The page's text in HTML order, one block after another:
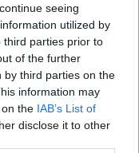
seeing
utilized by
third parties prior to
of the further
by third parties on the
information may
the IAB’s List of
disclose it to other